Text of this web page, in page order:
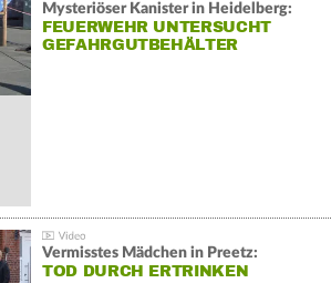
Mysteriöser Kanister in Heidelberg:
FEUERWEHR UNTERSUCHT
GEFAHRGUTBEHÄLTER
Vermisstes Mädchen in Preetz:
TOD DURCH ERTRINKEN